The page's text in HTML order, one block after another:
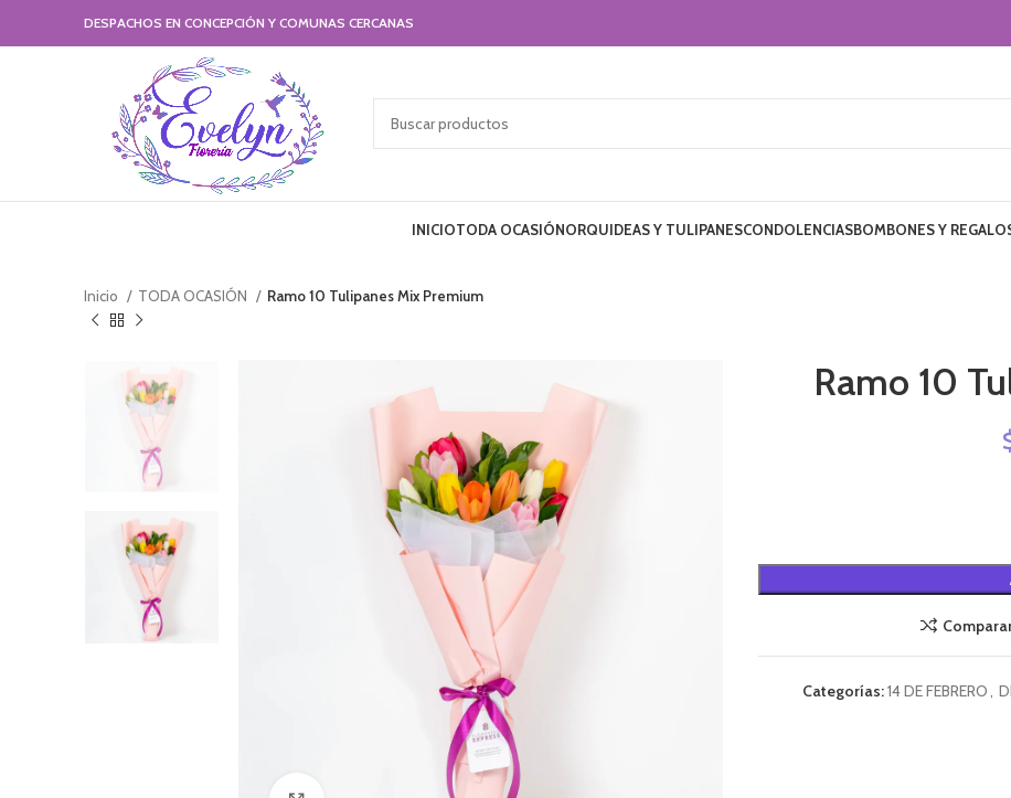
DESPACHOS EN CONCEPCIÓN Y COMUNAS CERCANAS
INICIOTODA OCASIÓNORQUIDEAS Y TULIPANESCONDOLENCIASBOMBONES Y
Inicio TODA OCASIÓN Ramo 10 Tulipanes Mix Premium
Ramo 10
Categorías:14 DE FEBRERO,